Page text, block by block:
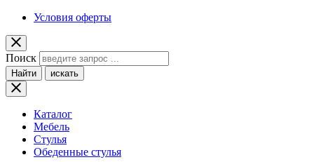
Условия оферты
Поиск
Найти искать
Каталог
Мебель
Стулья
Обеденные стулья